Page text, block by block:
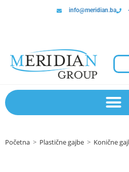
info@meridian.ba
Početna > Plastične gajbe > Konične